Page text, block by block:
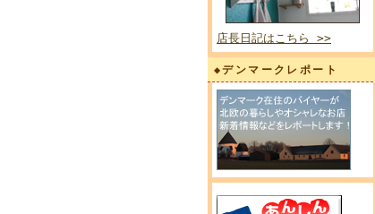
店長日記はこちら >>
◆デンマークレポート